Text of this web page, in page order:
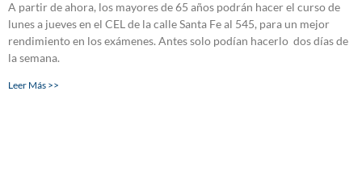
A partir de ahora, los mayores de 65 años podrán hacer el curso de
lunes a jueves en el CEL de la calle Santa Fe al 545, para un mejor
rendimiento en los exámenes. Antes solo podían hacerlo dos días de
la semana.
Leer Más >>